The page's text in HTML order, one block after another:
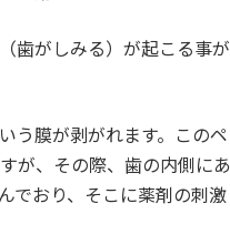
歯がしみる）が起こる事が
う膜が剥がれます。このペ
が、その際、歯の内側にあ
でおり、そこに薬剤の刺激